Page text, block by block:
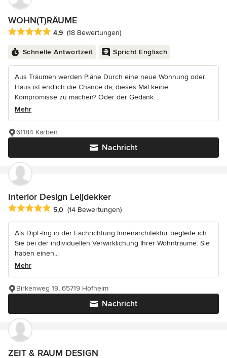
WOHN(T)RÄUME
Durchschnittliche Bewertung: 4.9 von 5 Sternen
4,9 (18 Bewertungen)
Schnelle Antwortzeit Spricht Englisch
Aus Träumen werden Pläne Durch eine neue Wohnung oder
Haus ist endlich die Chance da, dieses Mal keine
Kompromisse zu machen? Oder der Gedank...
Mehr
Nachricht
61184 Karben
Interior Design Leijdekker
Durchschnittliche Bewertung: 5 von 5 Sternen
5,0 (14 Bewertungen)
Als Dipl.-Ing in der Fachrichtung Innenarchitektur begleite ich
Sie bei der individuellen Verwirklichung Ihrer Wohnträume. Sie
haben einen...
Mehr
Nachricht
Birkenweg 19, 65719 Hofheim
ZEIT & RAUM DESIGN